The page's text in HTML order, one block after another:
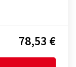
78,53 €